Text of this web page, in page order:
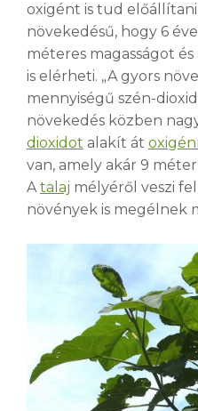
oxigént is tud
növekedésű, hogy 6
méteres magasságot
is elérheti. „A gyors
mennyiségű szén-
növekedés közben
dioxidot alakít át
van, amely akár 9
Atalaj mélyéről veszi
növények is megélnek